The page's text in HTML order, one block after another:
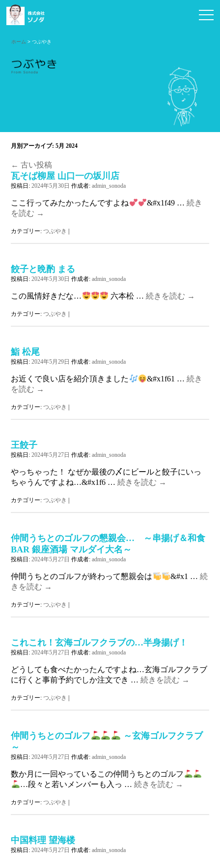
ホーム > つぶやき
お問い合わせ
月別アーカイブ:5月 2024
← 古い投稿
瓦そば柳屋 山口一の坂川店
投稿日: 2024年5月30日 作成者: admin_sonoda
ここ行ってみたかったんですよね &#x1f49 … 続き
を読む →
カテゴリー: つぶやき
餃子と晩酌 まる
投稿日: 2024年5月30日 作成者: admin_sonoda
この風情好きだな… 六本松 …続きを読む →
カテゴリー: つぶやき
鮨 松尾
投稿日: 2024年5月29日 作成者: admin_sonoda
お近くで良い店を紹介頂きました &#x1f61 … 続き
を読む →
カテゴリー: つぶやき
王餃子
投稿日: 2024年5月27日 作成者: admin_sonoda
やっちゃった！ なぜか最後の〆にビールと餃子にいっ
ちゃうんですよね…&#x1f6 …続きを読む →
カテゴリー: つぶやき
仲間うちとのゴルフの懇親会… ～串揚げ＆和食
BAR 銀座酒場 マルダイ大名～
投稿日: 2024年5月27日 作成者: admin_sonoda
仲間うちとのゴルフが終わって懇親会は &#x1 … 続
きを読む →
カテゴリー: つぶやき
これこれ！玄海ゴルフクラブの…半身揚げ！
投稿日: 2024年5月27日 作成者: admin_sonoda
どうしても食べたかったんですよね…玄海ゴルフクラブ
に行くと事前予約でしか注文でき …続きを読む →
カテゴリー: つぶやき
仲間うちとのゴルフ
～玄海ゴルフクラブ
～
投稿日: 2024年5月27日 作成者: admin_sonoda
数か月に一回やっているこの仲間うちとのゴルフ
…段々と若いメンバーも入っ … 続きを読む →
カテゴリー: つぶやき
中国料理 望海楼
投稿日: 2024年5月27日 作成者: admin_sonoda